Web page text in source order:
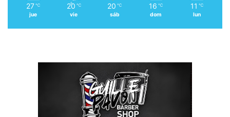
27 ℃
jue
20 ℃
vie
20 ℃
sáb
16 ℃
dom
11 ℃
lun